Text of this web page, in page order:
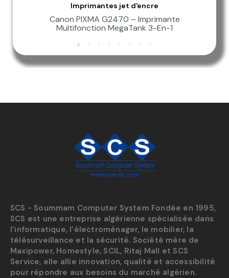
Aperçu Rapide
Imprimantes jet d'encre
Canon PIXMA G2470 – Imprimante
Multifonction MegaTank 3-En-1
SCS - Soummam Computer System Fondée en 1995,
SCS est une entreprise algérienne spécialisée dans
l’informatique, l’électroménager, le mobilier, la
télésurveillance et la sécurité. Société mère de
Maxipower, Homestyle, SCIL, Ritaj Mall et SCS
Service, elle allie innovation, qualité et accessibilité
pour répondre aux besoins du marché algérien.